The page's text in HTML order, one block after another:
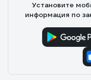
Установите
информация по